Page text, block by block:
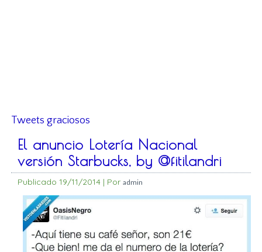
Tweets graciosos
El anuncio Lotería Nacional
versión Starbucks, by @fitilandri
Publicado 19/11/2014 | Por admin